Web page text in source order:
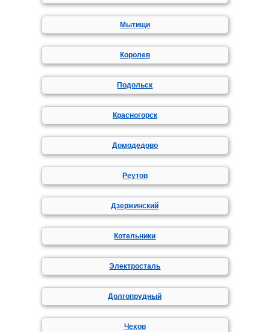
Мытищи
Королев
Подольск
Красногорск
Домодедово
Реутов
Дзержинский
Котельники
Электросталь
Долгопрудный
Чехов